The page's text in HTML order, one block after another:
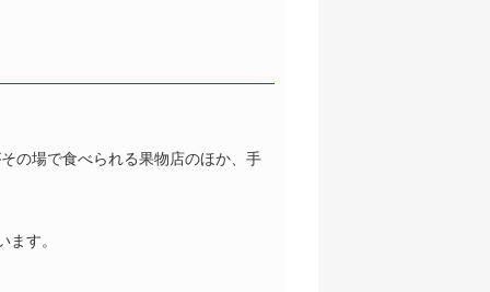
の場で食べられる果物店のほか、手
す。